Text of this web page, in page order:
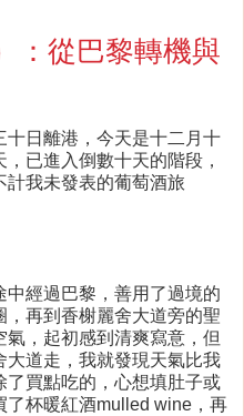
：從巴黎轉機與
十日離港，今天是十二月十
已進入倒數十天的階段，
計我未發表的葡萄酒旅
經過巴黎，善用了過境的
再到香榭麗舍大道旁的聖
，起初感到清爽寫意，但
道走，我就發現天氣比我
買點吃的，心想填肚子或
了杯暖紅酒mulled wine，再